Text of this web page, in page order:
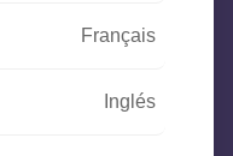
Français
Inglés